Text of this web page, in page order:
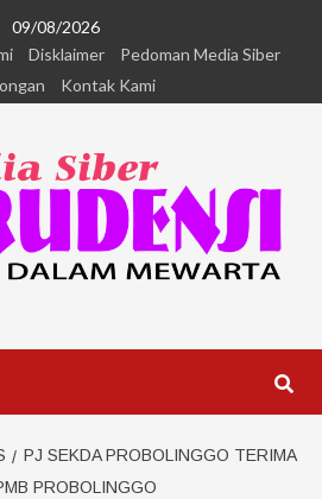
09/08/2026
Disklaimer
Pedoman Media Siber
Kontak Kami
PJ SEKDA PROBOLINGGO TERIMA
PROBOLINGGO